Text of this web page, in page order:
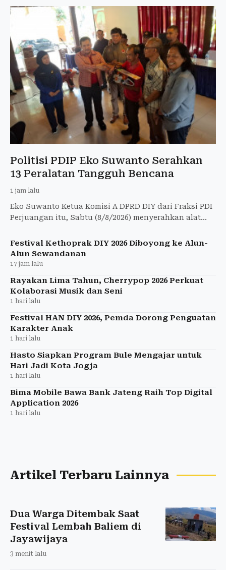
Politisi PDIP Eko Suwanto Serahkan
13 Peralatan Tangguh Bencana
1 jam lalu
Eko Suwanto Ketua Komisi A DPRD DIY dari Fraksi PDI
Perjuangan itu, Sabtu (8/8/2026) menyerahkan alat
Jogja.
Festival Kethoprak DIY 2026 Diboyong ke Alun-
Alun Sewandanan
17 jam lalu
Rayakan Lima Tahun, Cherrypop 2026 Perkuat
Kolaborasi Musik dan Seni
1 hari lalu
Festival HAN DIY 2026, Pemda Dorong Penguatan
Karakter Anak
1 hari lalu
Hasto Siapkan Program Bule Mengajar untuk
Hari Jadi Kota Jogja
1 hari lalu
Bima Mobile Bawa Bank Jateng Raih Top Digital
Application 2026
1 hari lalu
Artikel Terbaru Lainnya
Dua Warga Ditembak Saat
Festival Lembah Baliem di
Jayawijaya
3 menit lalu